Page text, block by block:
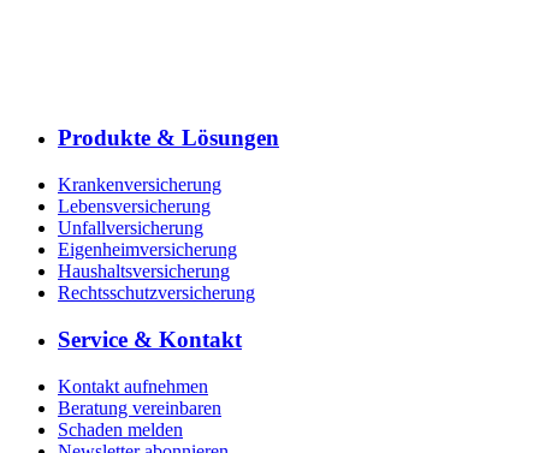
Produkte & Lösungen
Krankenversicherung
Lebensversicherung
Unfallversicherung
Eigenheimversicherung
Haushaltsversicherung
Rechtsschutzversicherung
Service & Kontakt
Kontakt aufnehmen
Beratung vereinbaren
Schaden melden